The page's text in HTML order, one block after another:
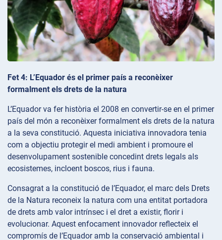
Fet 4: L’Equador és el primer país a reconèixer
formalment els drets de la natura
L’Equador va fer història el 2008 en convertir-se en el primer
país del món a reconèixer formalment els drets de la natura
a la seva constitució. Aquesta iniciativa innovadora tenia
com a objectiu protegir el medi ambient i promoure el
desenvolupament sostenible concedint drets legals als
ecosistemes, incloent boscos, rius i fauna.
Consagrat a la constitució de l’Equador, el marc dels Drets
de la Natura reconeix la natura com una entitat portadora
de drets amb valor intrínsec i el dret a existir, florir i
evolucionar. Aquest enfocament innovador reflecteix el
compromís de l’Equador amb la conservació ambiental i